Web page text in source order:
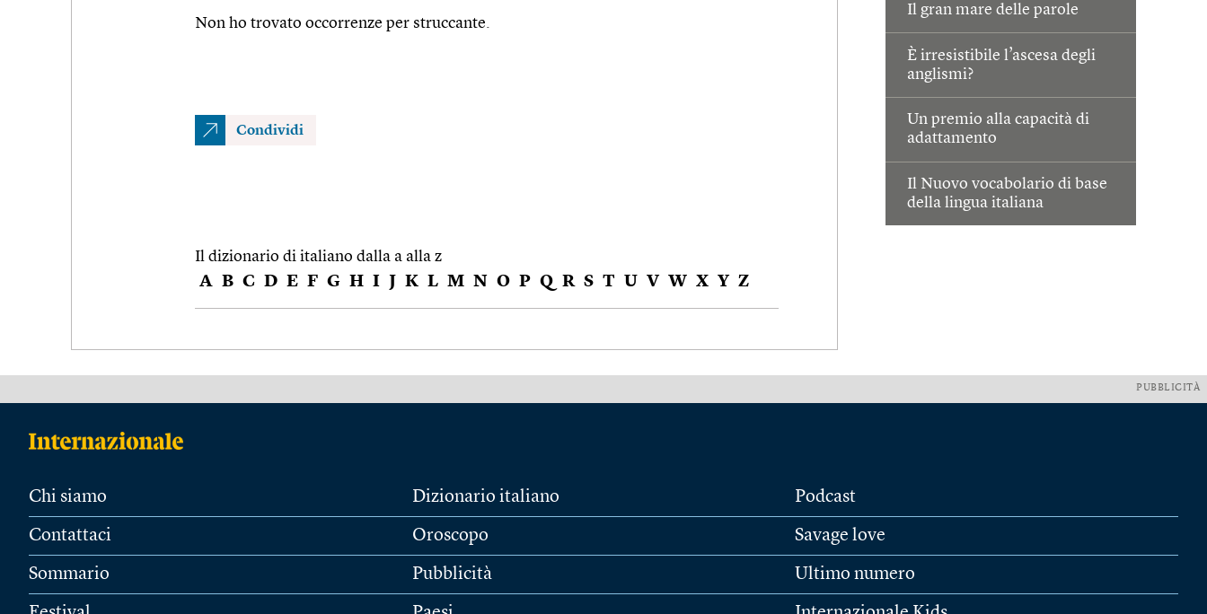
Il gran mare delle parole
È irresistibile l’ascesa degli
anglismi?
Un premio alla capacità di
adattamento
Il Nuovo vocabolario di base
della lingua italiana
Non ho trovato occorrenze per struccante.
Condividi
Il dizionario di italiano dalla a alla z
A B C D E F G H I J K L M N O P Q R S T U V W X Y Z
PUBBLICITÀ
Chi siamo
Contattaci
Sommario
Dizionario italiano
Oroscopo
Pubblicità
Podcast
Savage love
Ultimo numero